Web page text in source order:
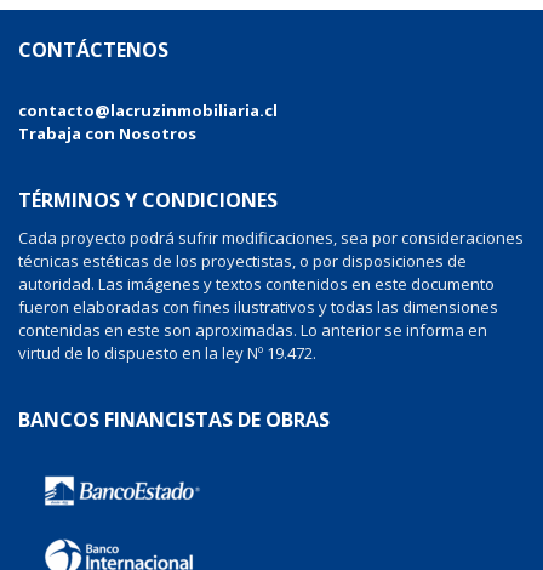
CONTÁCTENOS
contacto@lacruzinmobiliaria.cl
Trabaja con Nosotros
TÉRMINOS Y CONDICIONES
Cada proyecto podrá sufrir modificaciones, sea por consideraciones
técnicas estéticas de los proyectistas, o por disposiciones de
autoridad. Las imágenes y textos contenidos en este documento
fueron elaboradas con fines ilustrativos y todas las dimensiones
contenidas en este son aproximadas. Lo anterior se informa en
virtud de lo dispuesto en la ley Nº 19.472.
BANCOS FINANCISTAS DE OBRAS